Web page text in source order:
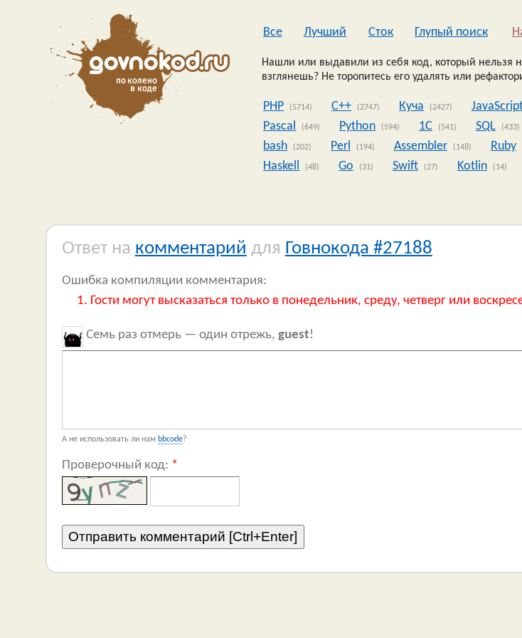
Все Лучший Сток Глупый поиск
Нашли или выдавили из себя код, который нельзя
взглянешь? Не торопитесь его удалять или
PHP (5714) C++ (2747) Куча (2427)
Pascal (649) Python (594) 1C (541) SQL (433)
bash (202) Perl (194) Assembler (148) Ruby
Haskell (48) Go (31) Swift (27) Kotlin (14)
Ответ на комментарий для Говнокода #27188
Ошибка компиляции комментария:
Гости могут высказаться только в понедельник, среду, четверг или
Семь раз отмерь — один отрежь, guest!
А не использовать ли нам bbcode?
Проверочный код: *